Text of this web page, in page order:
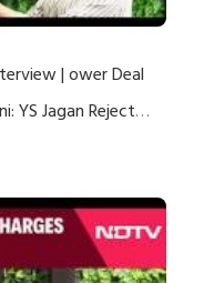
| ower Deal
YS Jagan Rejects